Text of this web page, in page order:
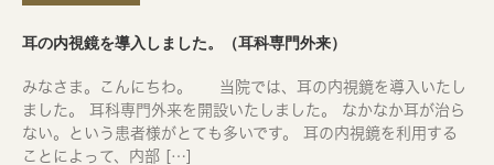
耳の内視鏡を導入しました。（耳科専門外来）
みなさま。こんにちわ。 当院では、耳の内視鏡を導入いたし
ました。 耳科専門外来を開設いたしました。 なかなか耳が治ら
ない。という患者様がとても多いです。 耳の内視鏡を利用する
ことによって、内部 […]